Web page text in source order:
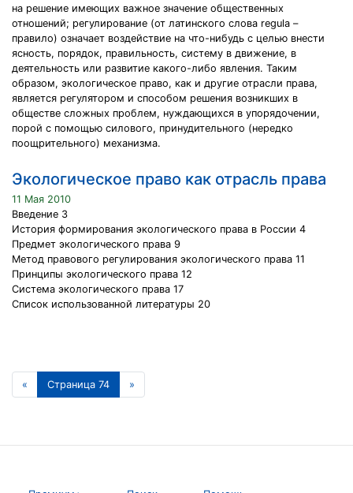
на решение имеющих важное значение общественных
отношений; регулирование (от латинского слова regula –
правило) означает воздействие на что-нибудь с целью внести
ясность, порядок, правильность, систему в движение, в
деятельность или развитие какого-либо явления. Таким
образом, экологическое право, как и другие отрасли права,
является регулятором и способом решения возникших в
обществе сложных проблем, нуждающихся в упорядочении,
порой с помощью силового, принудительного (нередко
поощрительного) механизма.
Экологическое право как отрасль права
11 Мая 2010
Введение 3
История формирования экологического права в России 4
Предмет экологического права 9
Метод правового регулирования экологического права 11
Принципы экологического права 12
Система экологического права 17
Список использованной литературы 20
« Страница 74 »